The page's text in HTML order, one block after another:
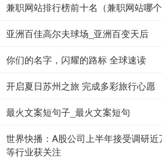
兼职网站排行榜前十名（兼职网站哪个
亚洲百佳高尔夫球场_亚洲百变天后
你们的名字，闪耀的路标 全球速读
开启夏日苏州之旅 完成多彩旅行心愿
最火文案短句子_最火文案短句
世界快播：A股公司上半年接受调研
等行业获关注